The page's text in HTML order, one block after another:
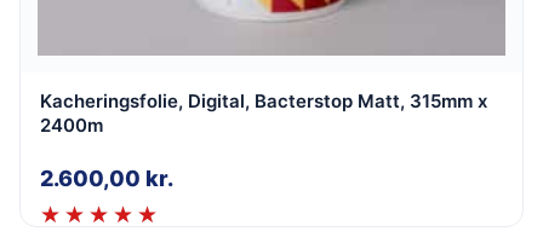
Kacheringsfolie, Digital, Bacterstop Matt, 315mm x
2400m
2.600,00 kr.